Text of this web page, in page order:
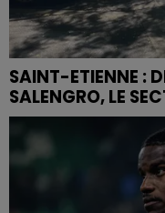
SAINT-ETIENNE :
SALENGRO, LE